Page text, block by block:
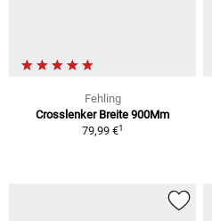
Fehling
Crosslenker Breite 900Mm
79,99 €1